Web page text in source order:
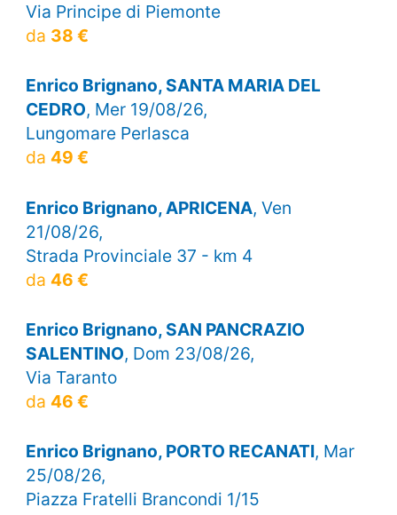
Via Principe di Piemonte
da 38 €
Enrico Brignano, SANTA MARIA DEL
CEDRO, Mer 19/08/26,
Lungomare Perlasca
da 49 €
Enrico Brignano, APRICENA, Ven
21/08/26,
Strada Provinciale 37 - km 4
da 46 €
Enrico Brignano, SAN PANCRAZIO
SALENTINO, Dom 23/08/26,
Via Taranto
da 46 €
Enrico Brignano, PORTO RECANATI, Mar
25/08/26,
Piazza Fratelli Brancondi 1/15